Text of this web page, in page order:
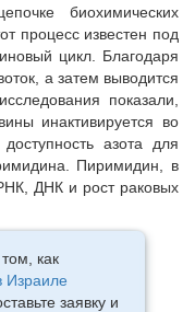
биохимических
процесс известен под
цикл. Благодаря
а затем выводится
показали,
инактивируется во
азота для
Пиримидин, в
ДНК и рост раковых
как
Израиле
заявку и